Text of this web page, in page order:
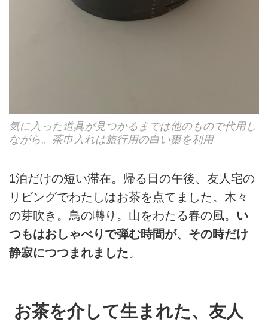
気に入った道具が見つかるまでは他のもので代用し
ながら。茶巾入れは旅行用の白い棗を利用
1泊だけの短い滞在。帰る日の午後、友人宅の
リビングでわたしはお茶を点てました。木々
の芽吹き。鳥の囀り。山をわたる春の風。 い
つもはおしゃべりで弾む時間が、その時だけ
静寂につつまれました。
お茶を介して生まれた、友人